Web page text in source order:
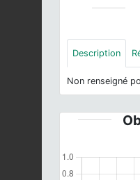
Description
Non renseigné